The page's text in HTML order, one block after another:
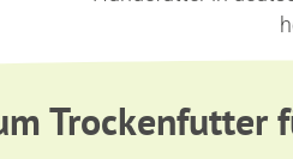
Trockenfutter